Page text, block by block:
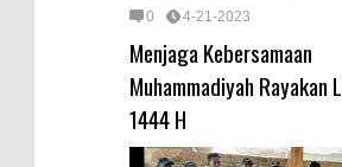
0 4-21-2023
Menjaga Kebersamaan
Muhammadiyah Rayakan
1444 H